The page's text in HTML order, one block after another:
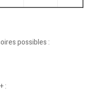
possibles :
: